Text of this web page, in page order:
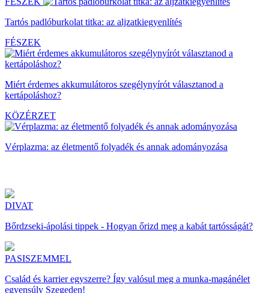
Tartós padlóburkolat titka: az aljzatkiegyenlítés
FÉSZEK
Miért érdemes akkumulátoros szegélynyírót választanod a
kertápoláshoz?
KÖZÉRZET
Vérplazma: az életmentő folyadék és annak adományozása
DIVAT
Bőrdzseki-ápolási tippek - Hogyan őrizd meg a kabát tartósságát?
PASISZEMMEL
Család és karrier egyszerre? Így valósul meg a munka-magánélet
egyensúly Szegeden!